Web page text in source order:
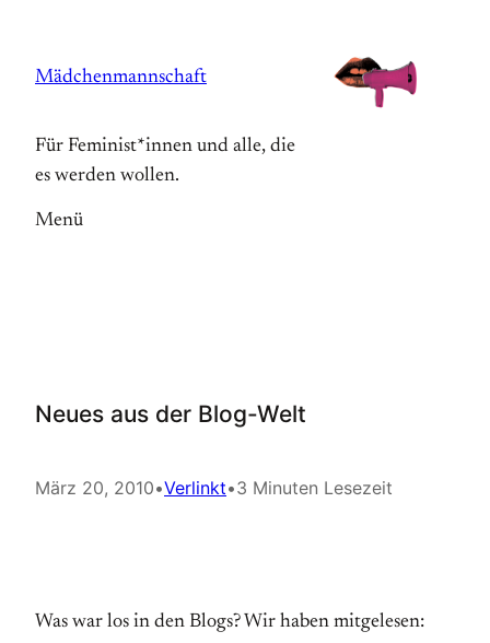
springen
Mädchenmannschaft
Für Feminist*innen und alle, die
es werden wollen.
Menü
Neues aus der Blog-Welt
März 20, 2010•Verlinkt•3 Minuten Lesezeit
Was war los in den Blogs? Wir haben mitgelesen: